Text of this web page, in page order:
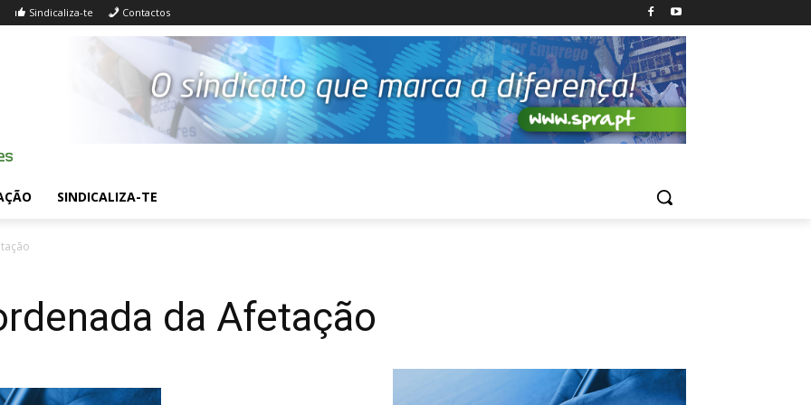
Sindicaliza-te Contactos
SINDICALIZA-TE
da Afetação